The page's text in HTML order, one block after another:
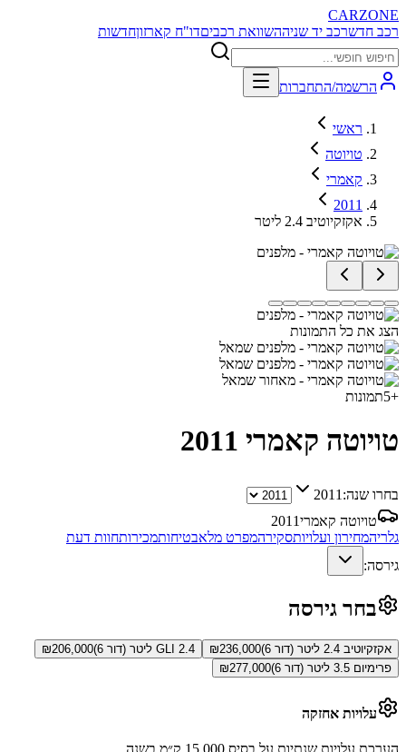
CARZONE
רכב חדשרכב יד שניההשוואת רכביםדו"ח קארזוןחדשות
הרשמה/התחברות
ראשי
טויוטה
קאמרי
2011
אקזקיוטיב 2.4 ליטר
הצג את כל התמונות
+
5תמונות
טויוטה קאמרי 2011
בחרו שנה: 2011
טויוטה קאמרי2011
גלריהמחירון ועלויותסקירהמפרט מלאבטיחותמכירותחוות דעת
גירסה:
בחר גירסה
אקזקיוטיב 2.4 ליטר (דור 6) ₪236,000 GLI 2.4 ליטר (דור 6) ₪206,000
פרימיום 3.5 ליטר (דור 6)
₪277,000
עלויות אחזקה